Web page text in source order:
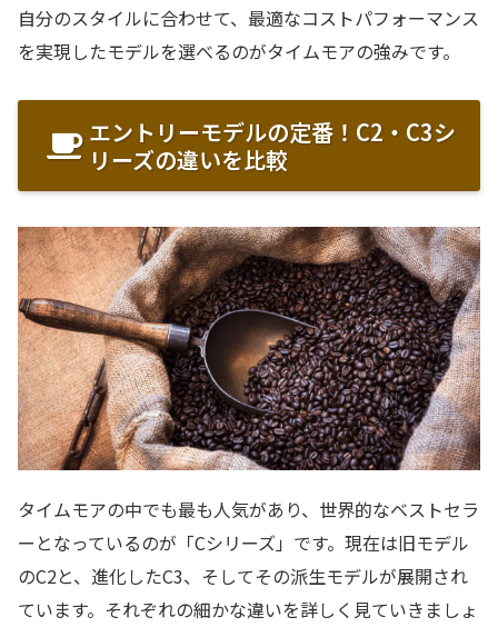
自分のスタイルに合わせて、最適なコストパフォーマンス
を実現したモデルを選べるのがタイムモアの強みです。
エントリーモデルの定番！C2・C3シ
リーズの違いを比較
タイムモアの中でも最も人気があり、世界的なベストセラ
ーとなっているのが「Cシリーズ」です。現在は旧モデル
のC2と、進化したC3、そしてその派生モデルが展開され
ています。それぞれの細かな違いを詳しく見ていきましょ